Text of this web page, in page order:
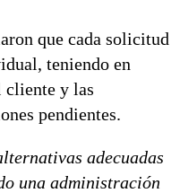
que cada solicitud
teniendo en
y las
pendientes.
adecuadas
una administración